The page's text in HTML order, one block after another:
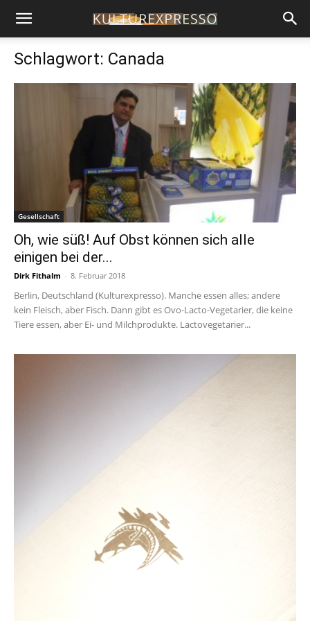
Schlagwort: Canada
Gesellschaft
Oh, wie süß! Auf Obst können sich alle
einigen bei der...
Dirk Fithalm - 8. Februar 2018
Berlin, Deutschland (Kulturexpresso). Manche essen alles; andere
kein Fleisch, aber Fisch. Dann gibt es Ovo-Lacto-Vegetarier, die keine
Tiere essen, aber Ei- und Milchprodukte. Lactovegetarier...